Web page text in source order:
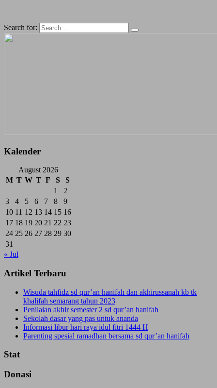
Search for:
Kalender
August 2026
M T W T F S
S
1
2
3
4 5 6 7 8
9
10 11 12 13 14 15 16
17 18 19 20 21 22 23
24 25 26 27 28 29 30
31
« Jul
Artikel Terbaru
Wisuda tahfidz sd qur’an hanifah dan akhirussanah kb tk
khalifah semarang tahun 2023
Penilaian akhir semester 2 sd qur’an hanifah
Sekolah dasar yang pas untuk ananda
Informasi libur hari raya idul fitri 1444 H
Parenting spesial ramadhan bersama sd qur’an hanifah
Stat
Donasi